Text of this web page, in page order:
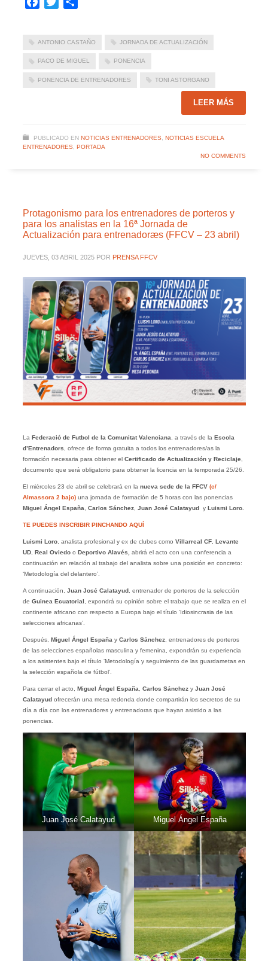
ANTONIO CASTAÑO JORNADA DE ACTUALIZACIÓN
PACO DE MIGUEL PONENCIA
PONENCIA DE ENTRENADORES TONI ASTORGANO
LEER MÁS
PUBLICADO EN NOTICIAS ENTRENADORES, NOTICIAS ESCUELA
ENTRENADORES, PORTADA
NO COMMENTS
Protagonismo para los entrenadores de porteros y
para los analistas en la 16ª Jornada de
Actualización para entrenadoræs (FFCV – 23 abril)
JUEVES, 03 ABRIL 2025 POR PRENSA FFCV
La Federació de Futbol de la Comunitat Valenciana , a través de la Escola
d’Entrenadors , ofrece de forma gratuita a todos los entrenadores/as la
formación necesaria para obtener el Certificado de Actualización y Reciclaje,
documento que será obligatorio para obtener la licencia en la temporada 25/26.
El miércoles 23 de abril se celebrará en la nueva sede de la FFCV (c/
Almassora 2 bajo)una jornada de formación de 5 horas con las ponencias
Miguel Ángel España
Carlos Sánchez, Juan José Calatayud y Luismi Loro.
TE PUEDES INSCRIBIR PINCHANDO AQUÍ
Luismi Loro, analista profesional y ex de clubes como Villarreal CF, Levante
UD, Real Oviedoo Deportivo Alavés,
abrirá el acto con una conferencia a
continuación en relación al trabajo del analista sobre una posición en concreto:
‘Metodología del delantero’.
A continuación, Juan José Calatayud, entrenador de porteros de la selección
de Guinea Ecuatorial , expondrá su opinión sobre el trabajo que se realiza en el
continente africano con respecto a Europa bajo el título ‘Idiosincrasia de las
selecciones africanas’.
Después, Miguel Ángel España y Carlos Sánchez, entrenadores de porteros
de las selecciones españolas masculina y femenina, expondrán su experiencia
a los asistentes bajo el título ‘Metodología y seguimiento de las guardametas en
la selección española de fútbol’.
Para cerrar el acto, Miguel Ángel España Carlos Sánchezy Juan José
Calatayudofrecerán una mesa redonda donde compartirán los secretos de su
día a día con los entrenadores y entrenadoras que hayan asistido a las
ponencias.
Juan José Calatayud Miguel Ángel España